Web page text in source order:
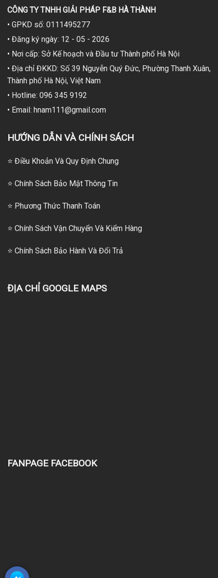
CÔNG TY TNHH GIẢI PHÁP F&B HÀ THÀNH
• GPKD số: 0111495277
• Đăng ký ngày: 12 - 05 - 2026
• Nơi cấp: Sở Kế hoạch và Đầu tư Thành phố Hà Nội
• Địa chỉ ĐKKD: Số 39 Nguyễn Quý Đức, Phường Thanh Xuân,
Thành phố Hà Nội, Việt Nam
• Hotline: 096 345 9192
• Email: hnam111@gmail.com
HƯỚNG DẪN VÀ CHÍNH SÁCH
⭐ Điều Khoản Và Quy Định Chung
⭐ Chính Sách Bảo Mật Thông Tin
⭐ Phương Thức Thanh Toán
⭐ Chính Sách Vận Chuyển Và Kiểm Hàng
⭐ Chính Sách Bảo Hành Và Đổi Trả
ĐỊA CHỈ GOOGLE MAPS
FANPAGE FACEBOOK